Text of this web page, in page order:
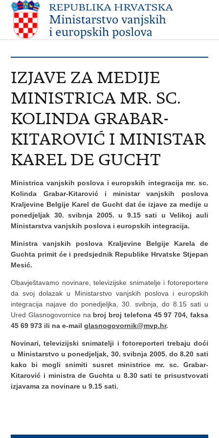
IZJAVE ZA MEDIJE
MINISTRICA MR. SC.
KOLINDA GRABAR-
KITAROVIĆ I MINISTAR
KAREL DE GUCHT
Ministrica vanjskih poslova i europskih integracija mr. sc.
Kolinda Grabar-Kitarović i ministar vanjskih poslova
Kraljevine Belgije Karel de Gucht dat će izjave za medije u
ponedjeljak 30. svibnja 2005. u 9.15 sati u Velikoj auli
Ministarstva vanjskih poslova i europskih integracija.
Ministra vanjskih poslova Kraljevine Belgije Karela de
Guchta primit će i predsjednik Republike Hrvatske Stjepan
Mesić.
Obavještavamo novinare, televizijske snimatelje i fotoreportere
da svoj dolazak u Ministarstvo vanjskih poslova i europskih
integracija najave do ponedjeljka, 30. svibnja, do 8.15 sati u
Ured Glasnogovornice na broj broj telefona 45 97 704, faksa
45 69 973 ili na e-mailglasnogovornik@mvp.hr.
Novinari, televizijski snimatelji i fotoreporteri trebaju doći
u Ministarstvo u ponedjeljak, 30. svibnja 2005. do 8.20 sati
kako bi mogli snimiti susret ministrice mr. sc. Grabar-
Kitarović i ministra de Guchta u 8.30 sati te prisustvovati
izjavama za novinare u 9.15 sati.